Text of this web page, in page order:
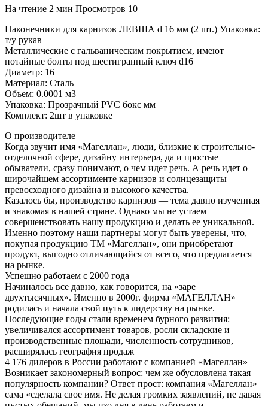
На чтение 2 мин Просмотров 10
Наконечники для карнизов ЛЕВША d 16 мм (2 шт.) Упаковка:
т/у рукав
Металлические с гальваническим покрытием, имеют
потайные болты под шестигранный ключ d16
Диаметр: 16
Материал: Сталь
Объем: 0.0001 м3
Упаковка: Прозрачный PVC бокс мм
Комплект: 2шт в упаковке
О производителе
Когда звучит имя «Магеллан», люди, близкие к строительно-
отделочной сфере, дизайну интерьера, да и простые
обыватели, сразу понимают, о чем идет речь. А речь идет о
широчайшем ассортименте карнизов и солнцезащиты
превосходного дизайна и высокого качества.
Казалось бы, производство карнизов — тема давно изученная
и знакомая в нашей стране. Однако мы не устаем
совершенствовать нашу продукцию и делать ее уникальной.
Именно поэтому наши партнеры могут быть уверены, что,
покупая продукцию ТМ «Магеллан», они приобретают
продукт, выгодно отличающийся от всего, что предлагается
на рынке.
Успешно работаем с 2000 года
Начиналось все давно, как говорится, на «заре
двухтысячных». Именно в 2000г. фирма «МАГЕЛЛАН»
родилась и начала свой путь к лидерству на рынке.
Последующие годы стали временем бурного развития:
увеличивался ассортимент товаров, росли складские и
производственные площади, численность сотрудников,
расширялась география продаж
4 176 дилеров в России работают с компанией «Магеллан»
Возникает закономерный вопрос: чем же обусловлена такая
популярность компании? Ответ прост: компания «Магеллан»
сама «сделала свое имя. Не делая громких заявлений, не давая